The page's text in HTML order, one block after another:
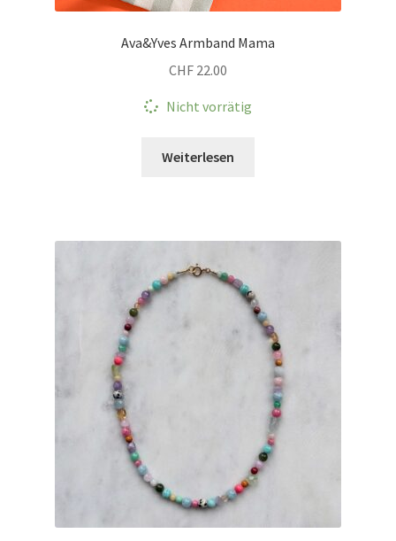
Ava&Yves Armband Mama
CHF 22.00
Nicht vorrätig
Weiterlesen